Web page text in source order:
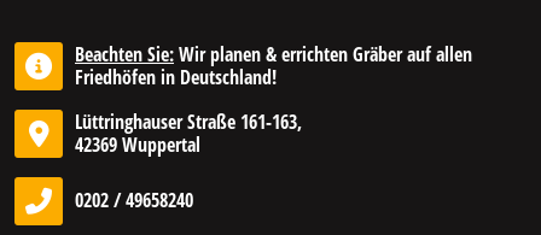
Beachten Sie:Wir planen & errichten Gräber auf allen
Friedhöfen in Deutschland!
Lüttringhauser Straße 161-163,
42369 Wuppertal
0202 / 49658240